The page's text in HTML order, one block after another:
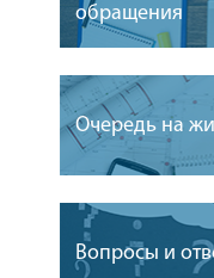
обращения
Очередь на
Вопросы и